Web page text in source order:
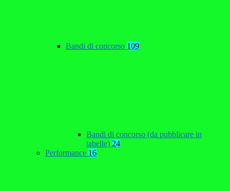
Bandi di concorso 109
Bandi di concorso (da pubblicare in
tabelle) 24
Performance 16